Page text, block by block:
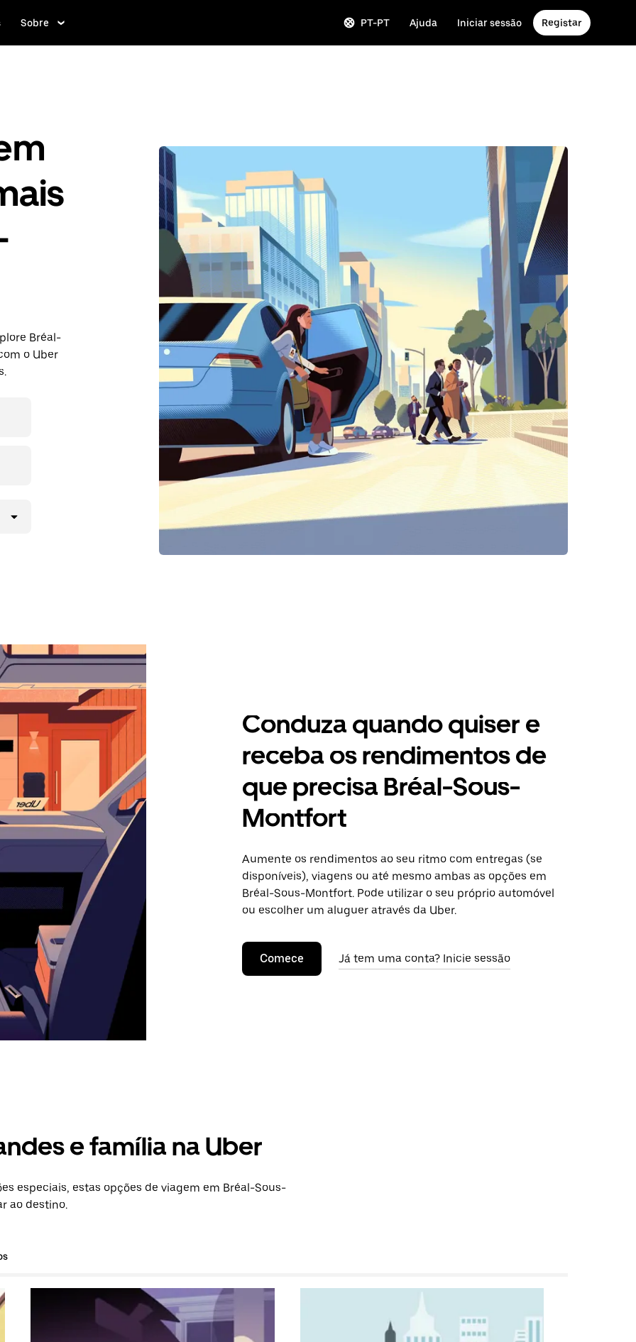
Sobre PT-PT Ajuda Iniciar sessão Registar
Bréal-
o Uber
Conduza quando quiser e
receba os rendimentos de
que precisa Bréal-Sous-
Montfort
Aumente os rendimentos ao seu ritmo com entregas (se
disponíveis), viagens ou até mesmo ambas as opções em
Bréal-Sous-Montfort. Pode utilizar o seu próprio automóvel
ou escolher um aluguer através da Uber.
Comece Já tem uma conta? Inicie sessão
e família na Uber
especiais, estas opções de viagem em Bréal-Sous-
ao destino.